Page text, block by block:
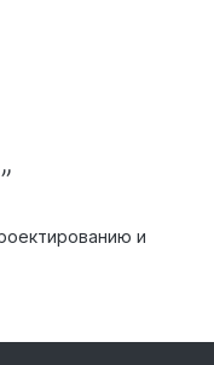
и